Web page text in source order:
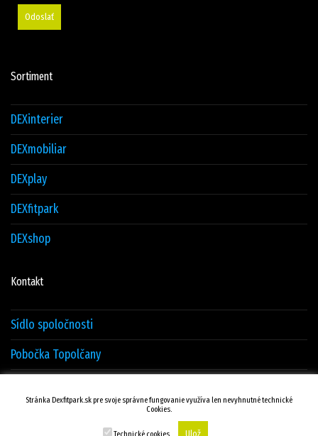
Odoslať
Sortiment
DEXinterier
DEXmobiliar
DEXplay
DEXfitpark
DEXshop
Kontakt
Sídlo spoločnosti
Pobočka Topolčany
Stránka Dexfitpark.sk pre svoje správne fungovanie využíva len nevyhnutné technické
Cookies.